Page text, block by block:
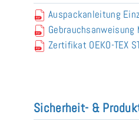
Auspackanleitung
Gebrauchsanweisung
Zertifikat OEKO-TEX
Sicherheit- &